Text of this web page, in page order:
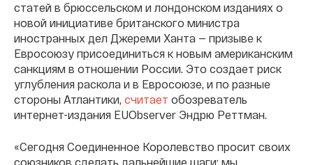
статей в брюссельском и лондонском изданиях о
новой инициативе британского министра
иностранных дел Джереми Ханта — призыве к
Евросоюзу присоединиться к новым американским
санкциям в отношении России. Это создает риск
углубления раскола и в Евросоюзе, и по разные
стороны Атлантики, считает обозреватель
интернет-издания EUObserver Эндрю Реттман.
«Сегодня Соединенное Королевство просит своих
союзников сделать дальнейшие шаги: мы